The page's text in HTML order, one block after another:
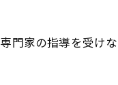
実践法
ラ調整法
門家の指導を受け